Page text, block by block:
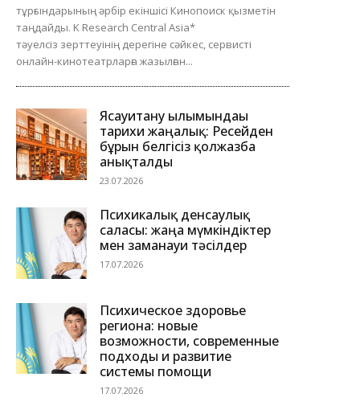
тұрғындарының әрбір екіншісі Кинопоиск қызметін
таңдайды. K Research Central Asia*
тәуелсіз зерттеуінің дерегіне сәйкес, сервисті
онлайн-кинотеатрларға жазылған...
Ясауитану ғылымындағы
тарихи жаңалық: Ресейден
бұрын белгісіз қолжазба
анықталды
23.07.2026
Психикалық денсаулық
саласы: жаңа мүмкіндіктер
мен заманауи тәсілдер
17.07.2026
Психическое здоровье
региона: новые
возможности, современные
подходы и развитие
системы помощи
17.07.2026